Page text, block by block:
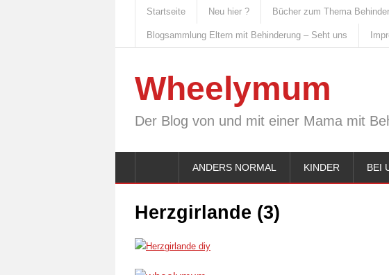
Startseite Neu hier ? Bücher zum Thema
Blogsammlung Eltern mit Behinderung – Seht uns
Wheelymum
Der Blog von und mit einer Mama mit
ANDERS NORMAL KINDER BEI
Herzgirlande (3)